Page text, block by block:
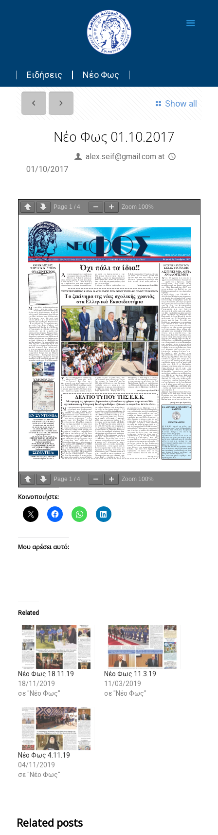
Ειδήσεις Νέο Φως
Show all
Νέο Φως 01.10.2017
alex.seif@gmail.com at
01/10/2017
Page 1 /4 Zoom 100%
Page 1 /4 Zoom 100%
Κοινοποιήστε:
Μου αρέσει αυτό:
Related
Νέο Φως 18.11.19
18/11/2019
σε "Νέο Φως"
Νέο Φως 11.3.19
11/03/2019
σε "Νέο Φως"
Νέο Φως 4.11.19
04/11/2019
σε "Νέο Φως"
Related posts